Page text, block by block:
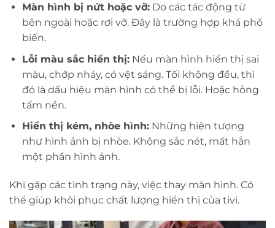
Màn hình bị nứt hoặc vỡ:Do các tác động từ
bên ngoài hoặc rơi vỡ. Đây là trường hợp khá phổ
biến.
Lỗi màu sắc hiển thị:Nếu màn hình hiển thị sai
màu, chớp nháy, có vệt sáng. Tối không đều, thì
đó là dấu hiệu màn hình có thể bị lỗi. Hoặc hỏng
tấm nền.
Hiển thị kém, nhòe hình:Những hiện tượng
như hình ảnh bị nhòe. Không sắc nét, mất hẳn
một phần hình ảnh.
Khi gặp các tình trạng này, việc thay màn hình. Có
thể giúp khôi phục chất lượng hiển thị của tivi.